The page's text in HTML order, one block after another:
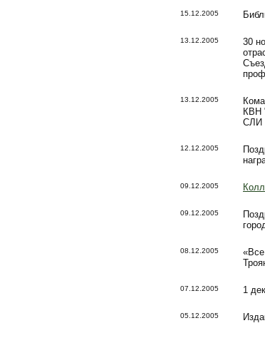
15.12.2005
13.12.2005
30
13.12.2005
КВН
СЛИ
12.12.2005
09.12.2005
09.12.2005
08.12.2005
07.12.2005 1
05.12.2005